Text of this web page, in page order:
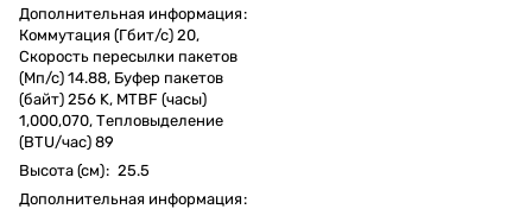
Дополнительная информация:
Коммутация (Гбит/с) 20,
Скорость пересылки пакетов
(Мп/с) 14.88, Буфер пакетов
(байт) 256 K, MTBF (часы)
1,000,070, Тепловыделение
(BTU/час) 89
Высота (см): 25.5
Дополнительная информация: